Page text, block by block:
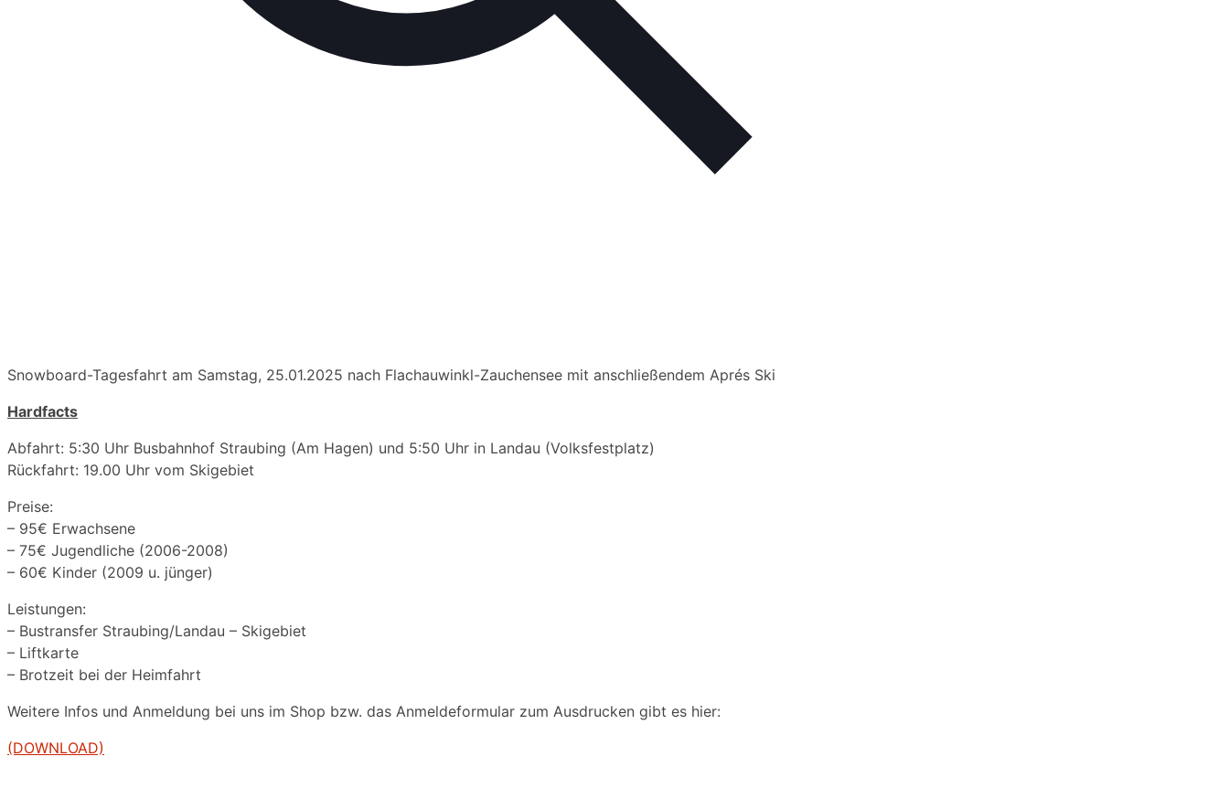
Snowboard-Tagesfahrt am Samstag, 25.01.2025 nach Flachauwinkl-Zauchensee mit anschließendem Aprés Ski
Hardfacts
Abfahrt: 5:30 Uhr Busbahnhof Straubing (Am Hagen) und 5:50 Uhr in Landau (Volksfestplatz)
Rückfahrt: 19.00 Uhr vom Skigebiet
Preise:
– 95€ Erwachsene
– 75€ Jugendliche (2006-2008)
– 60€ Kinder (2009 u. jünger)
Leistungen:
– Bustransfer Straubing/Landau – Skigebiet
– Liftkarte
– Brotzeit bei der Heimfahrt
Weitere Infos und Anmeldung bei uns im Shop bzw. das Anmeldeformular zum Ausdrucken gibt es hier:
(DOWNLOAD)